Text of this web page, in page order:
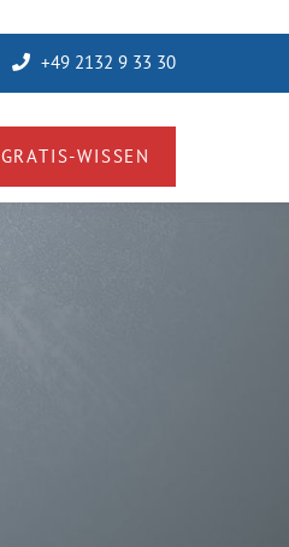
+49 2132 9 33 30
GRATIS-WISSEN